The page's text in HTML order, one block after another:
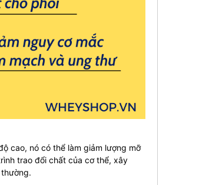
cao, nó có thể làm giảm lượng mỡ
trao đổi chất của cơ thể, xây